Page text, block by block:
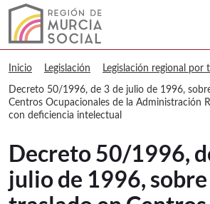
Murcia Social Decreto
Inicio Legislación Legislación regional por
Decreto 50/1996, de 3 de julio de 1996,
Centros Ocupacionales de la Administración
con deficiencia intelectual
Decreto 50/1996,
julio de 1996,